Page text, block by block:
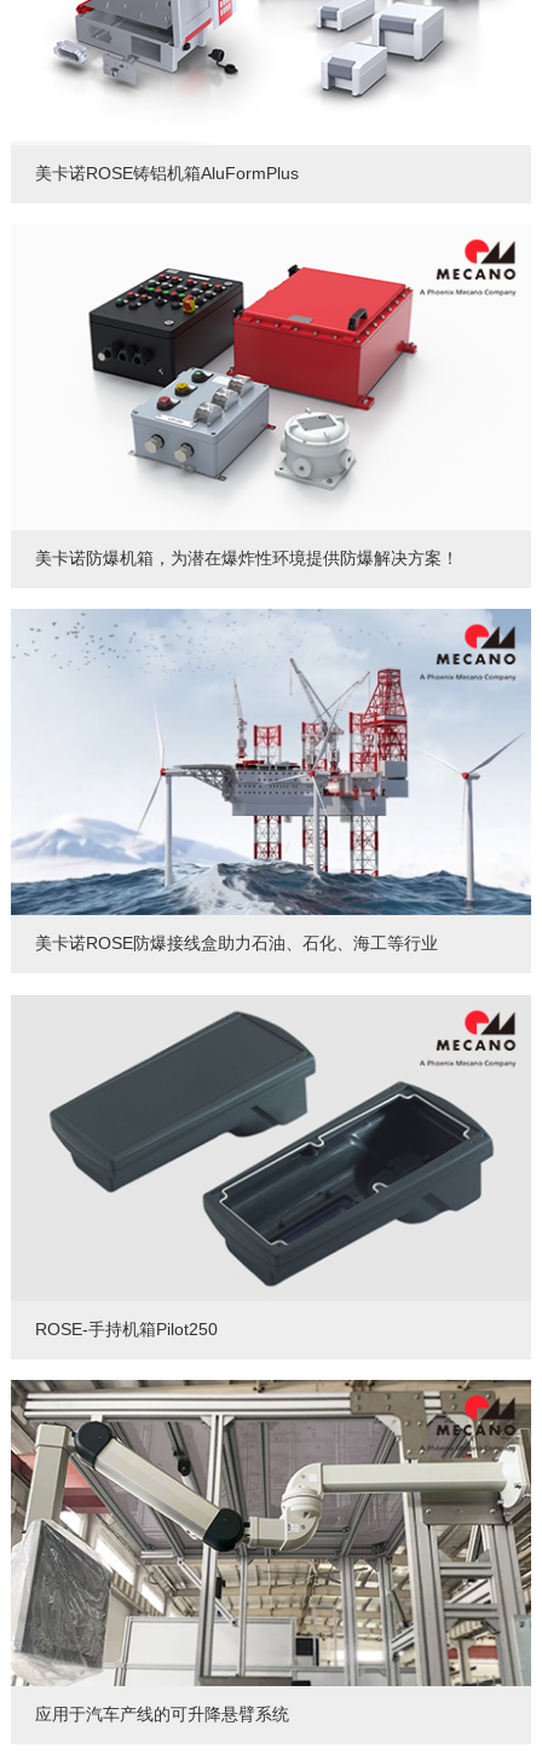
美卡诺ROSE铸铝机箱AluFormPlus
美卡诺防爆机箱，为潜在爆炸性环境提供防爆解决方案！
美卡诺ROSE防爆接线盒助力石油、石化、海工等行业
ROSE-手持机箱Pilot250
应用于汽车产线的可升降悬臂系统